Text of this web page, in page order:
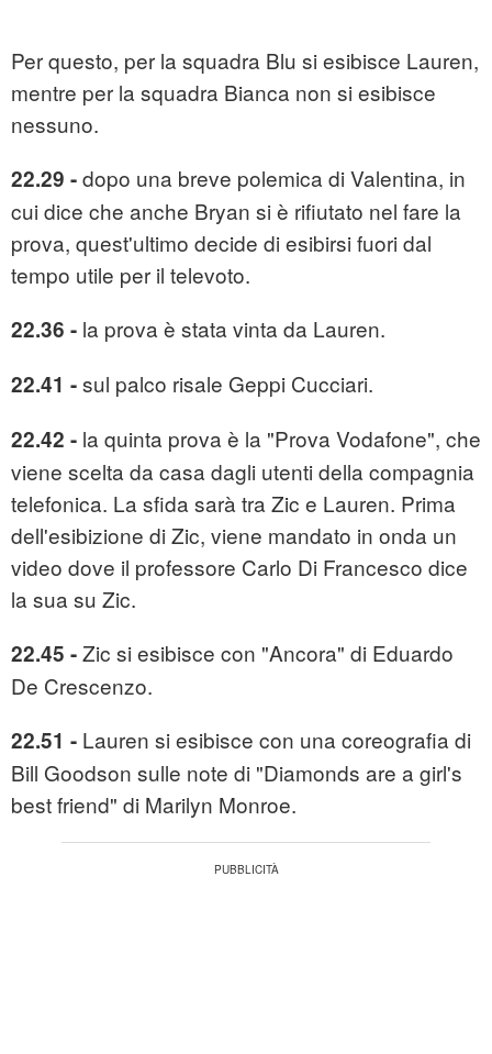
Per questo, per la squadra Blu si esibisce Lauren,
mentre per la squadra Bianca non si esibisce
nessuno.
22.29 -dopo una breve polemica di Valentina, in
cui dice che anche Bryan si è rifiutato nel fare la
prova, quest'ultimo decide di esibirsi fuori dal
tempo utile per il televoto.
22.36 - la prova è stata vinta da Lauren.
22.41 -sul palco risale Geppi Cucciari.
22.42 - la quinta prova è la "Prova Vodafone", che
viene scelta da casa dagli utenti della compagnia
telefonica. La sfida sarà tra Zic e Lauren. Prima
dell'esibizione di Zic, viene mandato in onda un
video dove il professore Carlo Di Francesco dice
la sua su Zic.
22.45 -Zic si esibisce con "Ancora" di Eduardo
De Crescenzo.
22.51 - Lauren si esibisce con una coreografia di
Bill Goodson sulle note di "Diamonds are a girl's
best friend" di Marilyn Monroe.